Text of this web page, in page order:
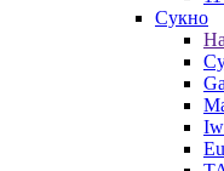
Сукно